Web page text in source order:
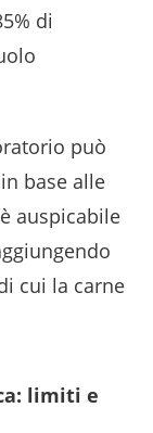
di
può
base alle
auspicabile
cui la carne
limiti e